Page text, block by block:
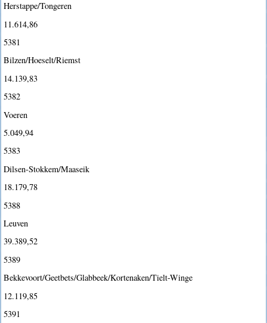
Herstappe/Tongeren
11.614,86
5381
Bilzen/Hoeselt/Riemst
14.139,83
5382
Voeren
5.049,94
5383
Dilsen-Stokkem/Maaseik
18.179,78
5388
Leuven
39.389,52
5389
Bekkevoort/Geetbets/Glabbeek/Kortenaken/Tielt-Winge
12.119,85
5391